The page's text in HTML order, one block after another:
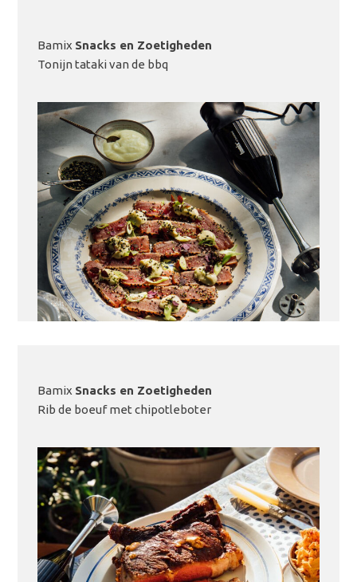
LEES MEER
Bamix Snacks en Zoetigheden
Tonijn tataki van de bbq
LEES MEER
Bamix Snacks en Zoetigheden
Rib de boeuf met chipotleboter